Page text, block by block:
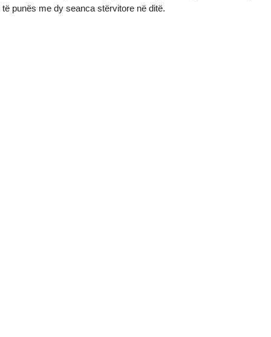
të punës me dy seanca stërvitore në ditë.